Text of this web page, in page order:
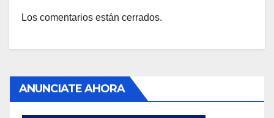
Los comentarios están cerrados.
ANUNCIATE AHORA